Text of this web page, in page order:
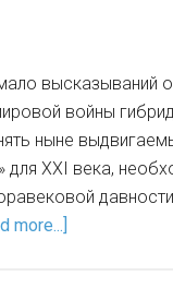
высказываний
войны
ныне
для XXI века,
more...]